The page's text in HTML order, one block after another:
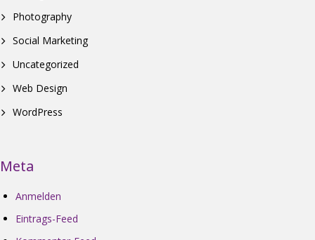
Photography
Social Marketing
Uncategorized
Web Design
WordPress
Meta
Anmelden
Eintrags-Feed